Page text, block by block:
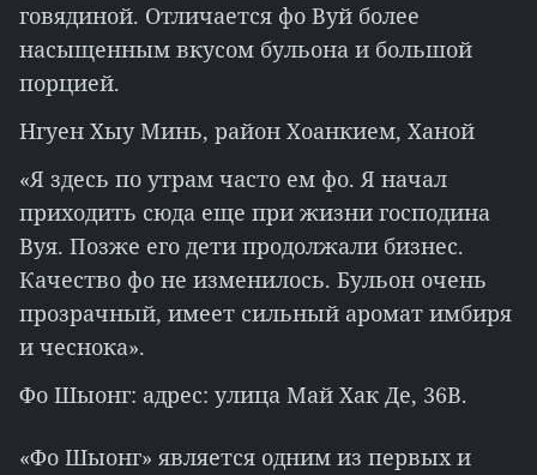
говядиной. Отличается фо Вуй более
насыщенным вкусом бульона и большой
порцией.
Нгуен Хыу Минь, район Хоанкием, Ханой
«Я здесь по утрам часто ем фо. Я начал
приходить сюда еще при жизни господина
Вуя. Позже его дети продолжали бизнес.
Качество фо не изменилось. Бульон очень
прозрачный, имеет сильный аромат имбиря
и чеснока».
Фо Шыонг: адрес: улица Май Хак Де, 36B.
«Фо Шыонг» является одним из первых и